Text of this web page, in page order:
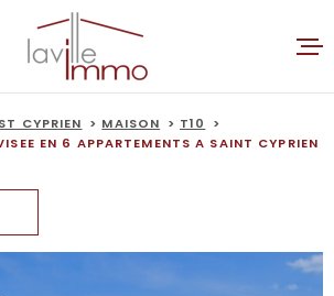
ACCUEIL
ST CYPRIEN MAISON
T10
EN 6 APPARTEMENTS A SAINT CYPRIEN